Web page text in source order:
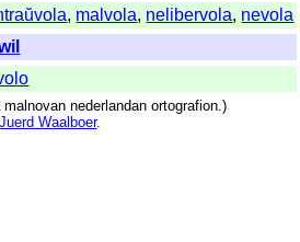
, malvola, nelibervola, nevola
malnovan nederlandan ortografion.)
Juerd Waalboer.